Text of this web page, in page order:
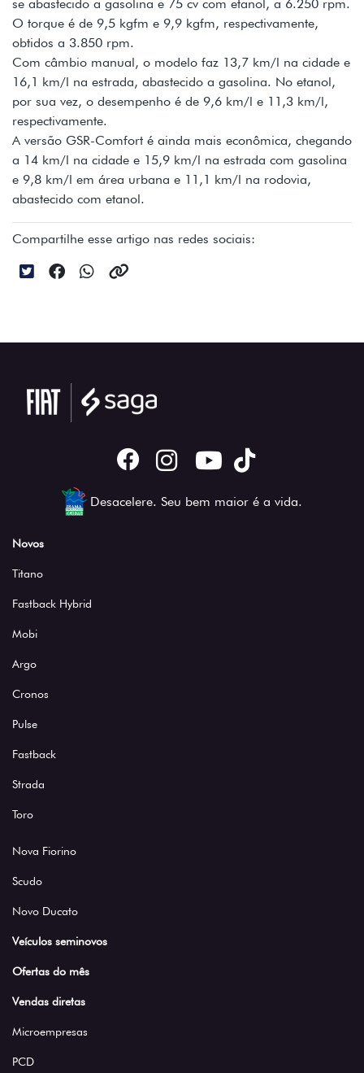
se abastecido a gasolina e 75 cv com etanol, a 6.250 rpm.
O torque é de 9,5 kgfm e 9,9 kgfm, respectivamente,
obtidos a 3.850 rpm.
Com câmbio manual, o modelo faz 13,7 km/l na cidade e
16,1 km/l na estrada, abastecido a gasolina. No etanol,
por sua vez, o desempenho é de 9,6 km/l e 11,3 km/l,
respectivamente.
A versão GSR-Comfort é ainda mais econômica, chegando
a 14 km/l na cidade e 15,9 km/l na estrada com gasolina
e 9,8 km/l em área urbana e 11,1 km/l na rodovia,
abastecido com etanol.
Compartilhe esse artigo nas redes sociais:
Desacelere. Seu bem maior é a vida.
Novos
Titano
Fastback Hybrid
Mobi
Argo
Cronos
Pulse
Fastback
Strada
Toro
Nova Fiorino
Scudo
Novo Ducato
Veículos seminovos
Ofertas do mês
Vendas diretas
Microempresas
PCD